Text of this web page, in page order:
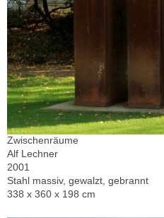
Zwischenräume
Alf Lechner
2001
Stahl massiv, gewalzt, gebrannt
338 x 360 x 198 cm